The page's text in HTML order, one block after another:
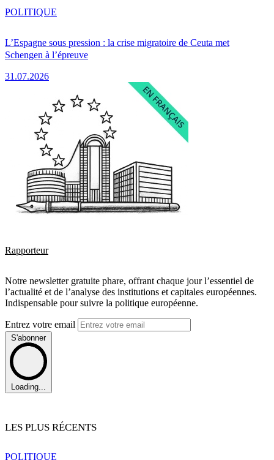
L’Espagne sous pression : la crise migratoire de Ceuta met
Schengen à l’épreuve
31.07.2026
POLITIQUE
Rapporteur
Notre newsletter gratuite phare, offrant chaque jour l’essentiel de
l’actualité et de l’analyse des institutions et capitales européennes.
Indispensable pour suivre la politique européenne.
Entrez votre email
S'abonner
Loading...
LES PLUS RÉCENTS
POLITIQUE